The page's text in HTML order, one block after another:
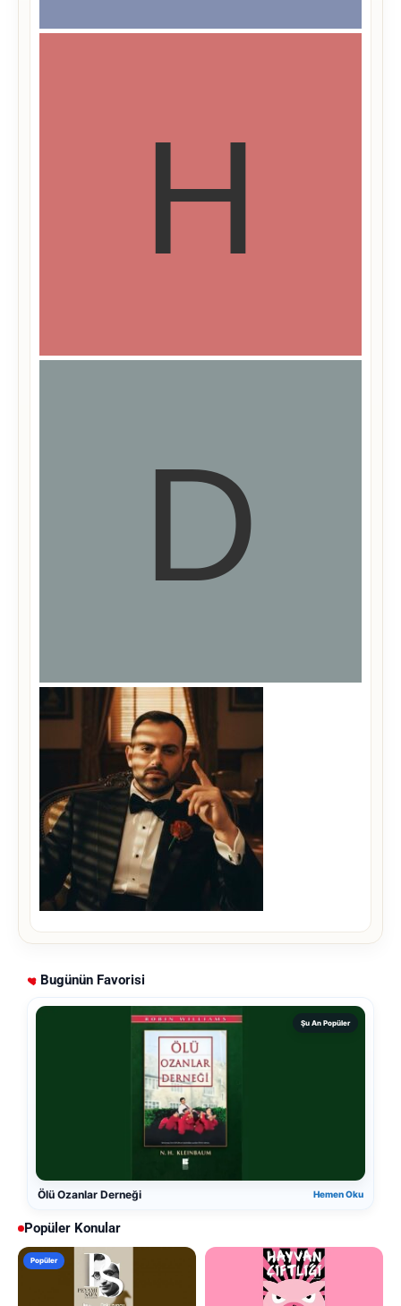
Bugünün Favorisi
Şu An Popüler
Ölü Ozanlar Derneği Hemen Oku
Popüler Konular
Popüler